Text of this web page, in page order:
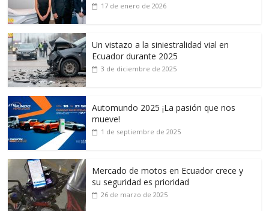
17 de enero de 2026
Un vistazo a la siniestralidad vial en
Ecuador durante 2025
3 de diciembre de 2025
Automundo 2025 ¡La pasión que nos
mueve!
1 de septiembre de 2025
Mercado de motos en Ecuador crece y
su seguridad es prioridad
26 de marzo de 2025